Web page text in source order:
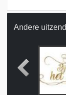
Andere